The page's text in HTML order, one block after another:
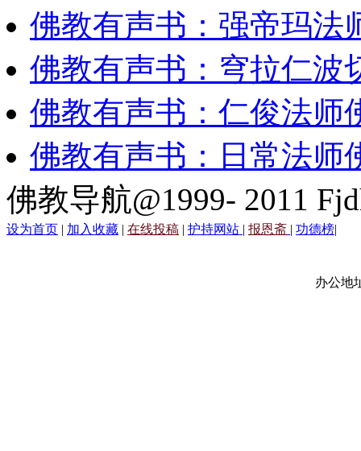
佛教有声书：强帝玛法
佛教有声书：穹拉仁波
佛教有声书：仁俊法师
佛教有声书：日常法师
佛教导航@1999- 2011
设为首页 | 加入收藏 | 在线投稿 | 护持网站 | 报恩斋 | 功德榜|
办公地